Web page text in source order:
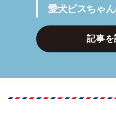
愛犬ビスちゃん
記事を